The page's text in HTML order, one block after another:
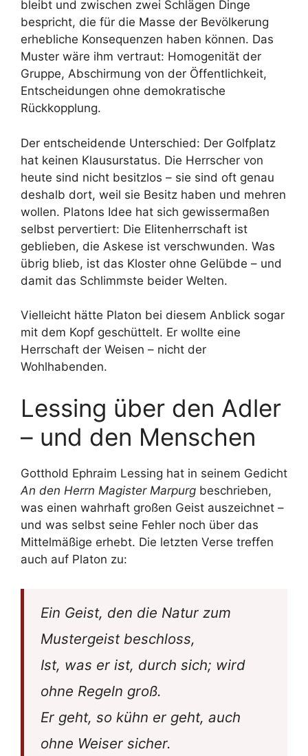
bleibt und zwischen zwei Schlägen Dinge
bespricht, die für die Masse der Bevölkerung
erhebliche Konsequenzen haben können. Das
Muster wäre ihm vertraut: Homogenität der
Gruppe, Abschirmung von der Öffentlichkeit,
Entscheidungen ohne demokratische
Rückkopplung.
Der entscheidende Unterschied: Der Golfplatz
hat keinen Klausurstatus. Die Herrscher von
heute sind nicht besitzlos – sie sind oft genau
deshalb dort, weil sie Besitz haben und mehren
wollen. Platons Idee hat sich gewissermaßen
selbst pervertiert: Die Elitenherrschaft ist
geblieben, die Askese ist verschwunden. Was
übrig blieb, ist das Kloster ohne Gelübde – und
damit das Schlimmste beider Welten.
Vielleicht hätte Platon bei diesem Anblick sogar
mit dem Kopf geschüttelt. Er wollte eine
Herrschaft der Weisen – nicht der
Wohlhabenden.
Lessing über den Adler
– und den Menschen
Gotthold Ephraim Lessing hat in seinem Gedicht
An den Herrn Magister Marpurg beschrieben,
was einen wahrhaft großen Geist auszeichnet –
und was selbst seine Fehler noch über das
Mittelmäßige erhebt. Die letzten Verse treffen
auch auf Platon zu:
Ein Geist, den die Natur zum
Mustergeist beschloss,
Ist, was er ist, durch sich; wird
ohne Regeln groß.
Er geht, so kühn er geht, auch
ohne Weiser sicher.